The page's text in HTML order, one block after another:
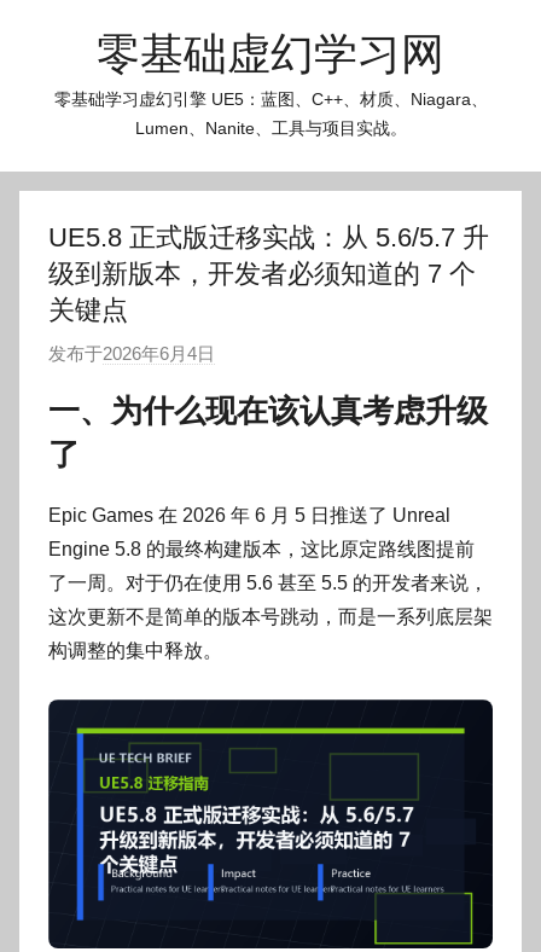
零基础虚幻学习网
零基础学习虚幻引擎 UE5：蓝图、C++、材质、Niagara、
Lumen、Nanite、工具与项目实战。
UE5.8 正式版迁移实战：从 5.6/5.7 升
级到新版本，开发者必须知道的 7 个
关键点
发布于2026年6月4日
:
g
o
g
o
一、为什么现在该认真考虑升级
了
Epic Games 在 2026 年 6 月 5 日推送了 Unreal
Engine 5.8 的最终构建版本，这比原定路线图提前
了一周。对于仍在使用 5.6 甚至 5.5 的开发者来说，
这次更新不是简单的版本号跳动，而是一系列底层架
构调整的集中释放。